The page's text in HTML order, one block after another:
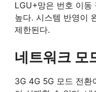
LGU+망은 번호 이동
높다. 시스템 반영이
제한된다.
네트워크 모
3G 4G 5G 모드 전환